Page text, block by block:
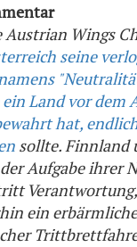
Austrian Wings
seine
Land vor dem
hat,
sollte. Finnland
Aufgabe ihrer
ein